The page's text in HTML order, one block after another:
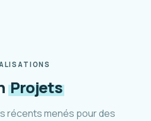
Projets
récents menés pour des